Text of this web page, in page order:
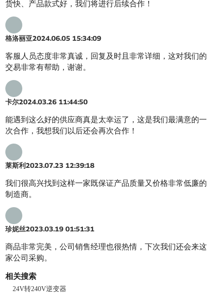
货快、产品款式好，我们将进行后续合作！
格洛丽亚2024.06.05 15:34:09
客服人员态度非常真诚，回复及时且非常详细，这对我们的
交易非常有帮助，谢谢。
卡尔2024.03.26 11:44:50
能遇到这么好的供应商真是太幸运了，这是我们最满意的一
次合作，我想我们以后还会再次合作！
莱斯利2023.07.23 12:39:18
我们很高兴找到这样一家既保证产品质量又价格非常低廉的
制造商。
珍妮丝2023.03.19 01:51:31
商品非常完美，公司销售经理也很热情，下次我们还会来这
家公司采购。
相关搜索
24V转240V逆变器